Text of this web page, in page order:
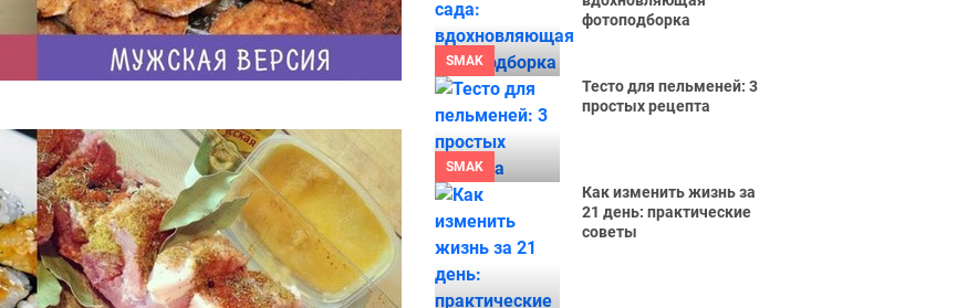
SMAK
фотоподборка
SMAK
Тесто для пельменей: 3
простых рецепта
Как изменить жизнь за
21 день: практические
советы